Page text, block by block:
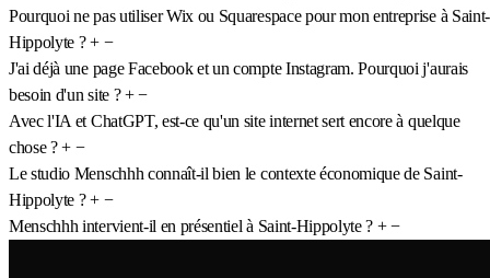
Pourquoi ne pas utiliser Wix ou Squarespace pour mon entreprise à Saint-
Hippolyte ? + −
J'ai déjà une page Facebook et un compte Instagram. Pourquoi j'aurais
besoin d'un site ? + −
Avec l'IA et ChatGPT, est-ce qu'un site internet sert encore à quelque
chose ? + −
Le studio Menschhh connaît-il bien le contexte économique de Saint-
Hippolyte ? + −
Menschhh intervient-il en présentiel à Saint-Hippolyte ? + −